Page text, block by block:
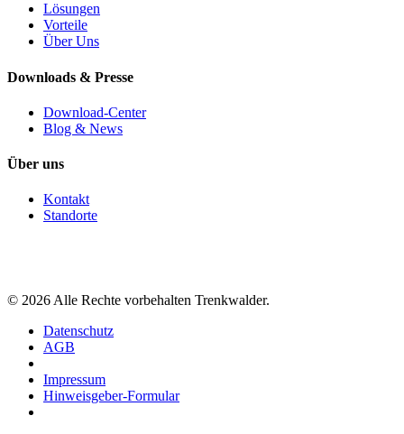
Lösungen
Vorteile
Über Uns
Downloads & Presse
Download-Center
Blog & News
Über uns
Kontakt
Standorte
© 2026 Alle Rechte vorbehalten Trenkwalder.
Datenschutz
AGB
Impressum
Hinweisgeber-Formular